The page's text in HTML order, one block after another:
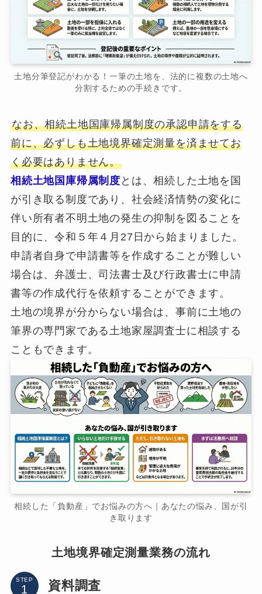
土地分筆登記がわかる！一筆の土地を、法的に複数の土地へ
分割するための手続きです。
なお、相続土地国庫帰属制度の承認申請をする
前に、必ずしも土地境界確定測量を済ませてお
く必要はありません。
相続土地国庫帰属制度 とは、相続した土地を国
が引き取る制度であり、社会経済情勢の変化に
伴い所有者不明土地の発生の抑制を図ることを
目的に、令和５年４月27日から始まりました。
申請者自身で申請書等を作成することが難しい
場合は、弁護士、司法書士及び行政書士に申請
書等の作成代行を依頼することができます。
土地の境界が分からない場合は、事前に土地の
筆界の専門家である土地家屋調査士に相談する
こともできます。
相続した「負動産」でお悩みの方へ｜あなたの悩み、国が引
き取ります
土地境界確定測量業務の流れ
STEP 資料調査